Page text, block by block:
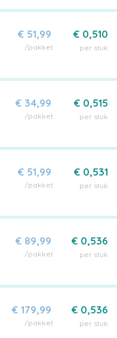
€ 51,99
/pakket
€ 0,510
per stuk
€ 34,99
/pakket
€ 0,515
per stuk
€ 51,99
/pakket
€ 0,531
per stuk
€ 89,99
/pakket
€ 0,536
per stuk
€ 179,99
/pakket
€ 0,536
per stuk